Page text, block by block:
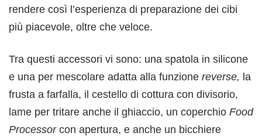
rendere così l’esperienza di preparazione dei cibi
più piacevole, oltre che veloce.
Tra questi accessori vi sono: una spatola in silicone
e una per mescolare adatta alla funzione reverse, la
frusta a farfalla, il cestello di cottura con divisorio,
lame per tritare anche il ghiaccio, un coperchio Food
Processorcon apertura, e anche un bicchiere